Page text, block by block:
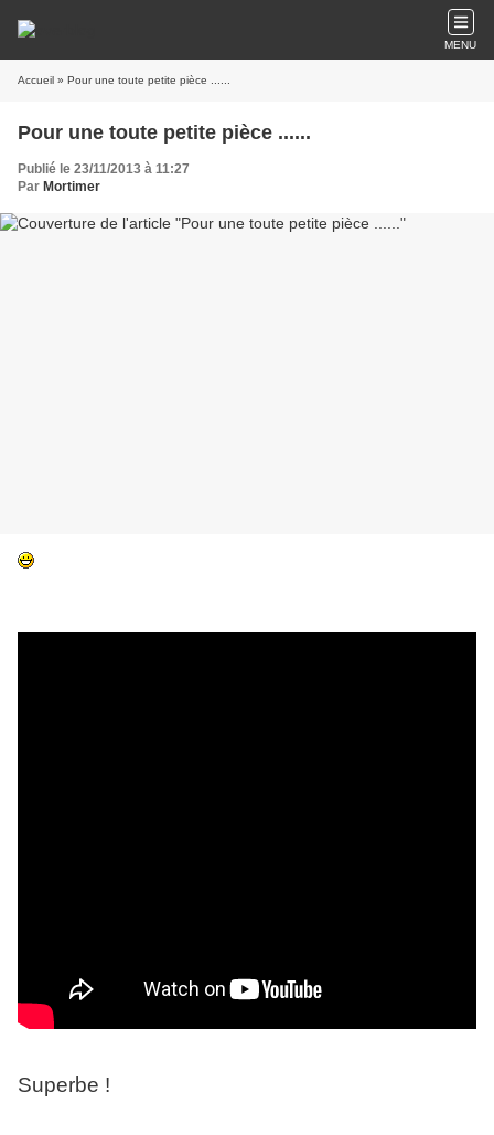
MENU
Accueil » Pour une toute petite pièce ......
Pour une toute petite pièce ......
Publié le 23/11/2013 à 11:27
Par Mortimer
Superbe !